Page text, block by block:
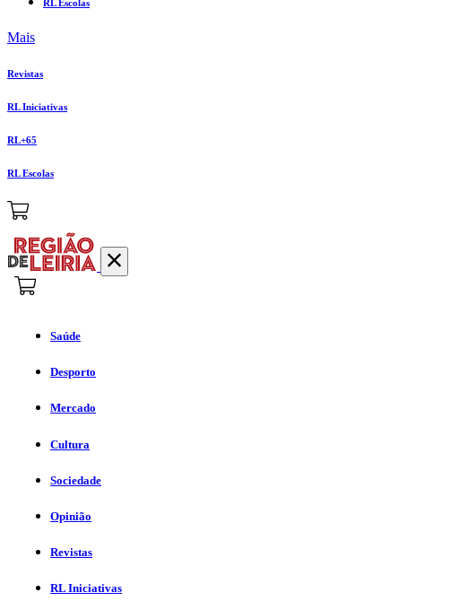
RL Escolas
Mais
Revistas
RL Iniciativas
RL+65
RL Escolas
Saúde
Desporto
Mercado
Cultura
Sociedade
Opinião
Revistas
RL Iniciativas